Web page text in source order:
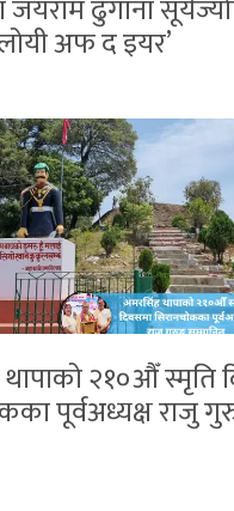
जयराम ढुंगाना
अफ द इयर’
२१०औँ स्मृति
पूर्वअध्यक्ष राजु